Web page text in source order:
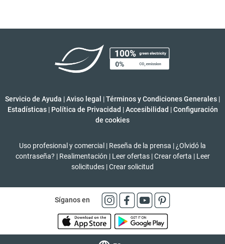
Servicio de Ayuda |Aviso legal |Términos y Condiciones Generales |
Estadísticas | Política de Privacidad | Accesibilidad | Configuración
de cookies
Uso profesional y comercial | Reseña de la prensa | ¿Olvidó la
contraseña? | Realimentación | Leer ofertas | Crear oferta | Leer
solicitudes |Crear solicitud
Síganos en